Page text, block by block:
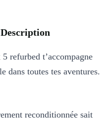
refurbed t’accompagne
dans toutes tes aventures.
reconditionnée sait